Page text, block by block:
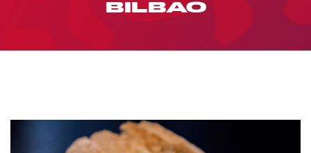
BILBAO